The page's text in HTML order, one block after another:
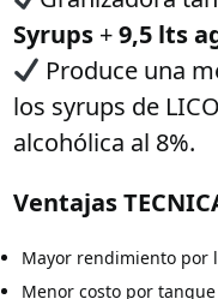
Syrups+9,5 lts
Produce una
los syrups de
alcohólica al 8%.
Ventajas
Mayor rendimiento por
Menor costo por